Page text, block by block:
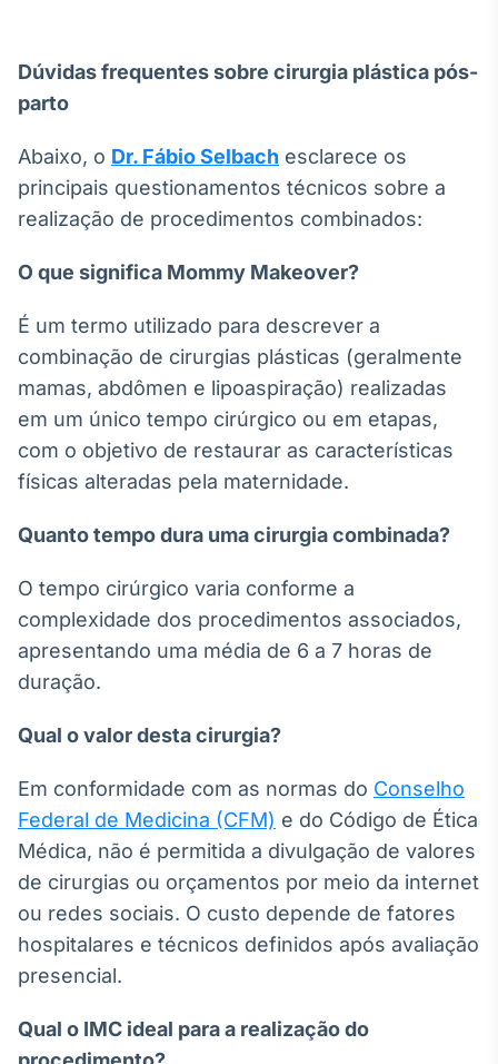
Em breve
Crédito
Em breve
Dúvidas frequentes sobre cirurgia plástica pós-
parto
Abaixo, o Dr. Fábio Selbach esclarece os
principais questionamentos técnicos sobre a
realização de procedimentos combinados:
O que significa Mommy Makeover?
É um termo utilizado para descrever a
combinação de cirurgias plásticas (geralmente
mamas, abdômen e lipoaspiração) realizadas
em um único tempo cirúrgico ou em etapas,
com o objetivo de restaurar as características
físicas alteradas pela maternidade.
Quanto tempo dura uma cirurgia combinada?
O tempo cirúrgico varia conforme a
complexidade dos procedimentos associados,
apresentando uma média de 6 a 7 horas de
duração.
Qual o valor desta cirurgia?
Em conformidade com as normas do Conselho
Federal de Medicina (CFM) e do Código de Ética
Médica, não é permitida a divulgação de valores
de cirurgias ou orçamentos por meio da internet
ou redes sociais. O custo depende de fatores
hospitalares e técnicos definidos após avaliação
presencial.
Qual o IMC ideal para a realização do